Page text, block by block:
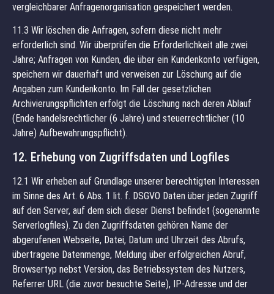
vergleichbarer Anfragenorganisation gespeichert werden.
11.3 Wir löschen die Anfragen, sofern diese nicht mehr
erforderlich sind. Wir überprüfen die Erforderlichkeit alle zwei
Jahre; Anfragen von Kunden, die über ein Kundenkonto verfügen,
speichern wir dauerhaft und verweisen zur Löschung auf die
Angaben zum Kundenkonto. Im Fall der gesetzlichen
Archivierungspflichten erfolgt die Löschung nach deren Ablauf
(Ende handelsrechtlicher (6 Jahre) und steuerrechtlicher (10
Jahre) Aufbewahrungspflicht).
12. Erhebung von Zugriffsdaten und Logfiles
12.1 Wir erheben auf Grundlage unserer berechtigten Interessen
im Sinne des Art. 6 Abs. 1 lit. f. DSGVO Daten über jeden Zugriff
auf den Server, auf dem sich dieser Dienst befindet (sogenannte
Serverlogfiles). Zu den Zugriffsdaten gehören Name der
abgerufenen Webseite, Datei, Datum und Uhrzeit des Abrufs,
übertragene Datenmenge, Meldung über erfolgreichen Abruf,
Browsertyp nebst Version, das Betriebssystem des Nutzers,
Referrer URL (die zuvor besuchte Seite), IP-Adresse und der